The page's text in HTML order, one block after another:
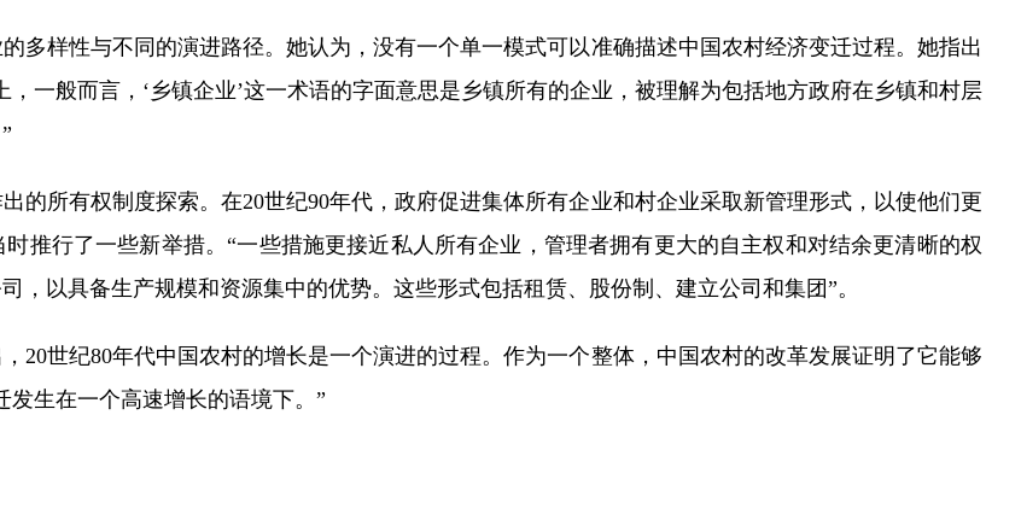
样性与不同的演进路径。她认为，没有一个单一模式可以准确描述中国农村经济变迁过程。她指出
一般而言，‘乡镇企业’这一术语的字面意思是乡镇所有的企业，被理解为包括地方政府在乡镇和村层
所有权制度探索。在20世纪90年代，政府促进集体所有企业和村企业采取新管理形式，以使他们更
推行了一些新举措。“一些措施更接近私人所有企业，管理者拥有更大的自主权和对结余更清晰的权
，以具备生产规模和资源集中的优势。这些形式包括租赁、股份制、建立公司和集团”。
世纪80年代中国农村的增长是一个演进的过程。作为一个整体，中国农村的改革发展证明了它能够
生在一个高速增长的语境下。”